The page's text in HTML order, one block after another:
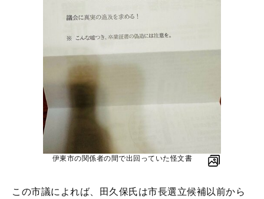
伊東市の関係者の間で出回っていた怪文書
この市議によれば、田久保氏は市長選立候補以前から